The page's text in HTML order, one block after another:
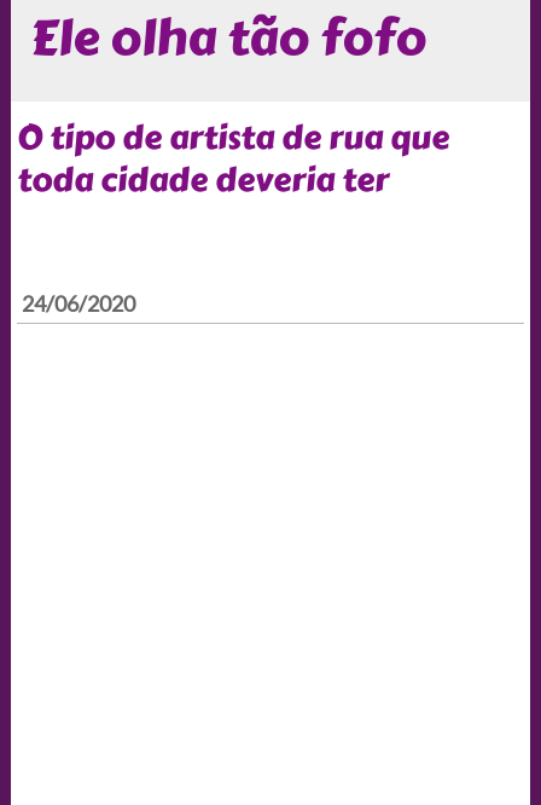
Ele olha tão fofo
O tipo de artista de rua que
toda cidade deveria ter
24/06/2020